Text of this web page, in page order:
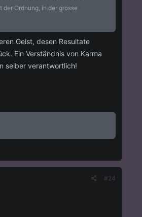
Ordnung, in der grosse
Geist, desen Resultate
Ein Verständnis von Karma
selber verantwortlich!
#24